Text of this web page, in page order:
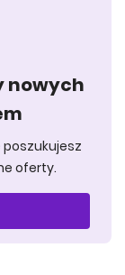
nowych
oferty.